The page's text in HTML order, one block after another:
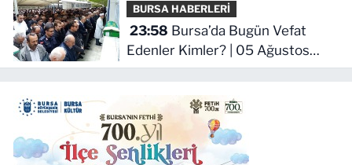
BURSA HABERLERİ
23:58
Edenler Kimler? | 05 Ağustos
2026 Çarşamba